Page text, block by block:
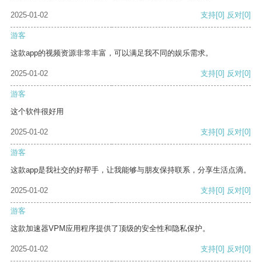
2025-01-02 支持[0] 反对[0]
游客
这款app的视频资源非常丰富，可以满足我不同的娱乐需求。
2025-01-02 支持[0] 反对[0]
游客
这个软件很好用
2025-01-02 支持[0] 反对[0]
游客
这款app是我社交的好帮手，让我能够与朋友保持联系，分享生活点滴。
2025-01-02 支持[0] 反对[0]
游客
这款加速器VPM应用程序提供了顶级的安全性和隐私保护。
2025-01-02 支持[0] 反对[0]